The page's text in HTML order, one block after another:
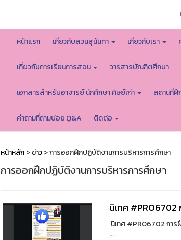
หน้าแรก เกี่ยวกับสวนสุนันทา เกี่ยวกับเรา
เกี่ยวกับการเรียนการสอน วารสารบัณฑิตศึกษา
เอกสารสำหรับอาจารย์ นักศึกษา ศิษย์เก่า สถานที่ฝึ
คำถามที่ถามบ่อย Q&A ติดต่อ
หน้าหลัก>ข่าว> การออกฝึกปฏิบัติงานการบริหารการศึกษา
การออกฝึกปฏิบัติงานการบริหารการศึกษา
นิเทศ
นิเทศ #PRO6702 กา
...